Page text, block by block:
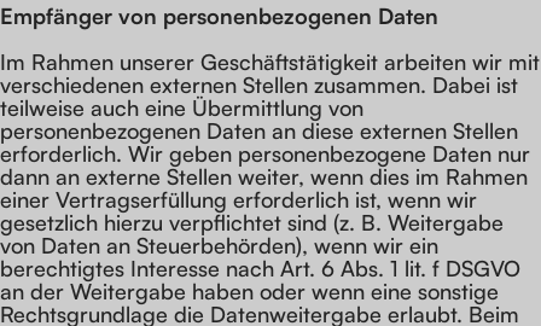
Empfänger von personenbezogenen Daten
Im Rahmen unserer Geschäftstätigkeit arbeiten wir mit
verschiedenen externen Stellen zusammen. Dabei ist
teilweise auch eine Übermittlung von
personenbezogenen Daten an diese externen Stellen
erforderlich. Wir geben personenbezogene Daten nur
dann an externe Stellen weiter, wenn dies im Rahmen
einer Vertragserfüllung erforderlich ist, wenn wir
gesetzlich hierzu verpflichtet sind (z. B. Weitergabe
von Daten an Steuerbehörden), wenn wir ein
berechtigtes Interesse nach Art. 6 Abs. 1 lit. f DSGVO
an der Weitergabe haben oder wenn eine sonstige
Rechtsgrundlage die Datenweitergabe erlaubt. Beim